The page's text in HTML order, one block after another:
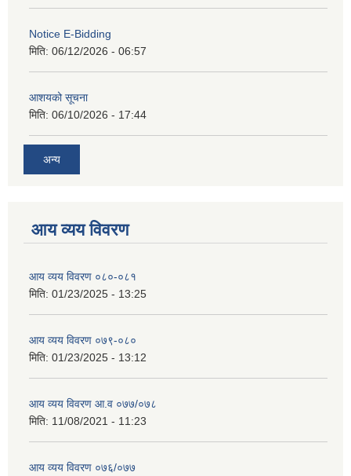
Notice E-Bidding
मिति: 06/12/2026 - 06:57
आशयको सूचना
मिति: 06/10/2026 - 17:44
अन्य
आय व्यय विवरण
आय व्यय विवरण ०८०-०८१
मिति: 01/23/2025 - 13:25
आय व्यय विवरण ०७९-०८०
मिति: 01/23/2025 - 13:12
आय व्यय विवरण आ.व ०७७/०७८
मिति: 11/08/2021 - 11:23
आय व्यय विवरण ०७६/०७७